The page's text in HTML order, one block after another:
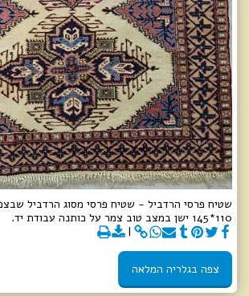
שטיח פרסי הרדביל - שטיח פרסי מסוג הרדביל
110*145 ישן במצב טוב צמר על כותנה עבודת יד.
צפה בגלריה המלאה